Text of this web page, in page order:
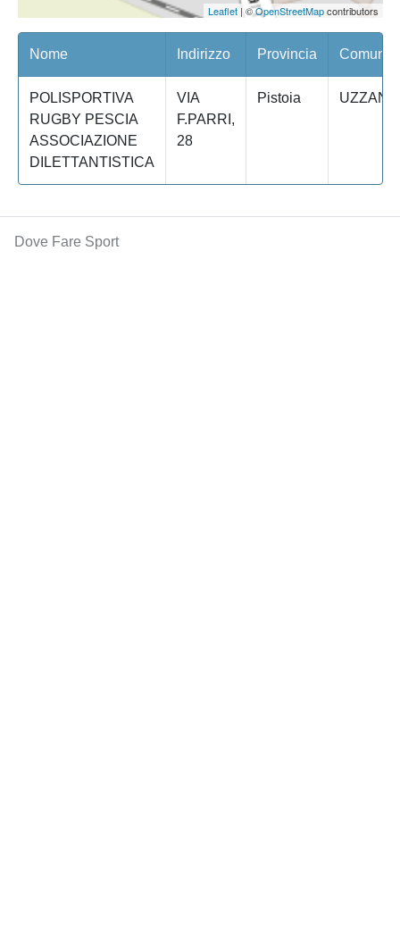
Leaflet| ©OpenStreetMapcontributors
Nome Indirizzo Provincia
POLISPORTIVA
RUGBY PESCIA
ASSOCIAZIONE
DILETTANTISTICA
VIA
F.PARRI,
28
Pistoia UZZANO
Dove Fare Sport